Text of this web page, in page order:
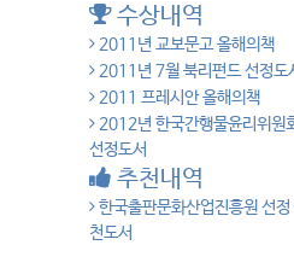
수상내역
2011년 교보문고 올해의책
2011년 7월 북리펀드 선정도
2011 프레시안 올해의책
2012년 한국간행물윤리위원
선정도서
추천내역
한국출판문화산업진흥원 선
천도서